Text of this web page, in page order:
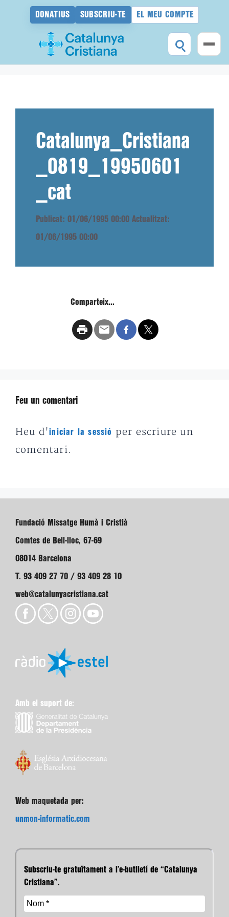
DONATIUS SUBSCRIU-TE EL MEU COMPTE
Catalunya_Cristiana
_0819_19950601
_cat
Publicat: 01/06/1995 00:00 Actualitzat:
01/06/1995 00:00
Comparteix...
Feu un comentari
Heu d'iniciar la sessió
per escriure un
comentari.
Fundació Missatge Humà i Cristià
Comtes de Bell-lloc, 67-69
08014 Barcelona
T. 93 409 27 70 / 93 409 28 10
web@catalunyacristiana.cat
Amb el suport de:
Web maquetada per:
unmon-informatic.com
Subscriu-te gratuïtament a l’e-butlletí de “Catalunya
Cristiana”.